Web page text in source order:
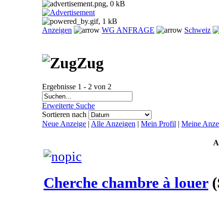
Anzeigen WG ANFRAGE Schweiz
Zug
Ergebnisse 1 - 2 von 2
Erweiterte Suche
Sortieren nach
Neue Anzeige | Alle Anzeigen | Mein Profil | Meine
Cherche chambre à louer